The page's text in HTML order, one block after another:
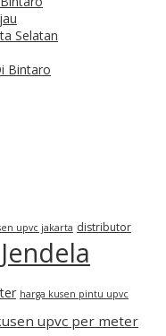
Selatan
Bintaro
upvc jakarta distributor
harga kusen pintu upvc
upvc per meter